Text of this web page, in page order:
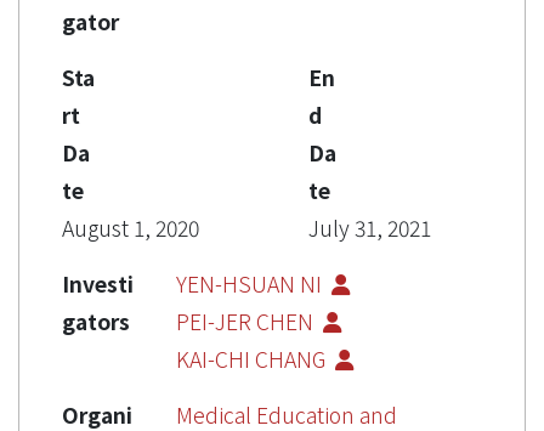
gator
Sta
rt
Da
te
August 1, 2020
En
d
Da
te
July 31, 2021
Investi
gators
YEN-HSUAN NI
PEI-JER CHEN
KAI-CHI CHANG
Organi
Medical Education and